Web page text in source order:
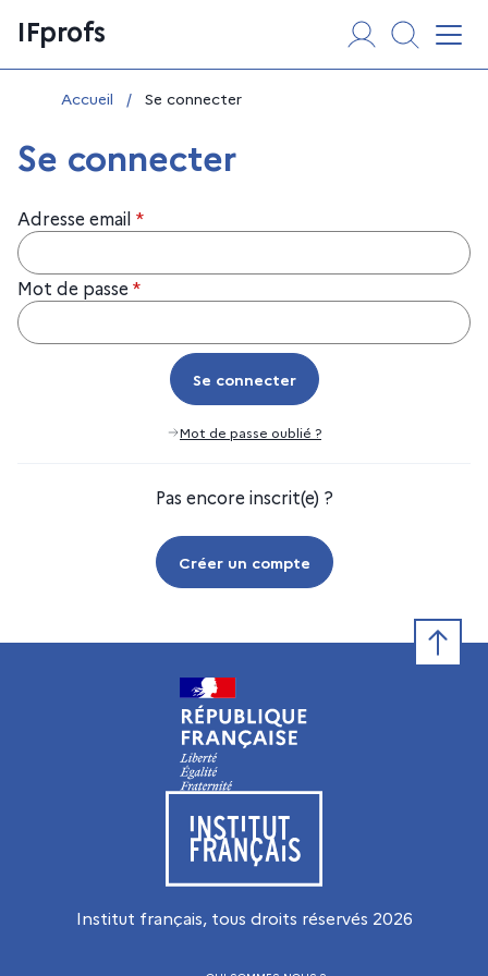
au
contenu
IFprofs
Vous êtes ici :
Accueil / Se connecter
Se connecter
Adresse email *
Mot de passe *
Se connecter
Se connecter
Mot de passe oublié ?
Pas encore inscrit(e) ?
Créer un compte
Visiter le site de l’Institut français
Institut français, tous droits réservés 2026